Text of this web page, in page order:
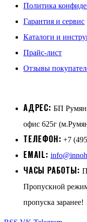
Политика
Гарантия и сервис
Каталоги и
Прайс-лист
Отзывы
АДРЕС: БП
офис 625г
ТЕЛЕФОН: +7
EMAIL:
ЧАСЫ РАБОТЫ:
Пропускной
пропуска заранее!